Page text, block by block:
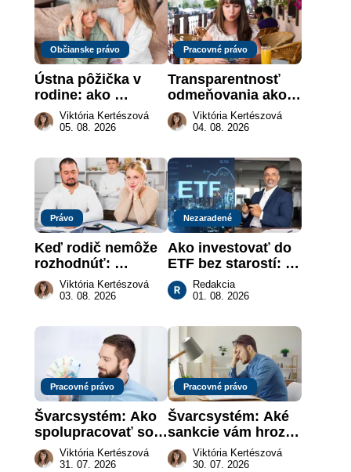
Občianske právo
Ústna pôžička v
rodine: ako
vymôcť peniaze,
keď na papieri nie
Viktória Kertészová
05. 08. 2026
Pracovné právo
Transparentnosť
odmeňovania ako
právna povinnosť:
revolúcia na
práce
Viktória Kertészová
04. 08. 2026
Právo
Keď rodič nemôže
rozhodnúť:
nahradenie prejavu
vôle súdom v
Viktória Kertészová
03. 08. 2026
Nezaradené
Ako investovať do
ETF bez starostí:
Investičné plány,
ktoré urobia prácu
Redakcia
01. 08. 2026
Pracovné právo
Švarcsystém: Ako
spolupracovať so
živnostníkom
legálne a bez
Viktória Kertészová
31. 07. 2026
Pracovné právo
Švarcsystém: Aké
sankcie vám hrozia
a prečo nestačí
zaplatiť pokutu?
Viktória Kertészová
30. 07. 2026